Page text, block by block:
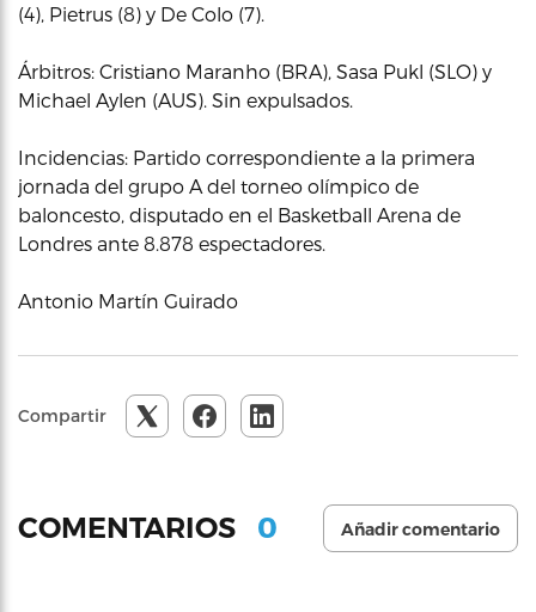
(4), Pietrus (8) y De Colo (7).
Árbitros: Cristiano Maranho (BRA), Sasa Pukl (SLO) y
Michael Aylen (AUS). Sin expulsados.
Incidencias: Partido correspondiente a la primera
jornada del grupo A del torneo olímpico de
baloncesto, disputado en el Basketball Arena de
Londres ante 8.878 espectadores.
Antonio Martín Guirado
Compartir
COMENTARIOS 0 Añadir comentario